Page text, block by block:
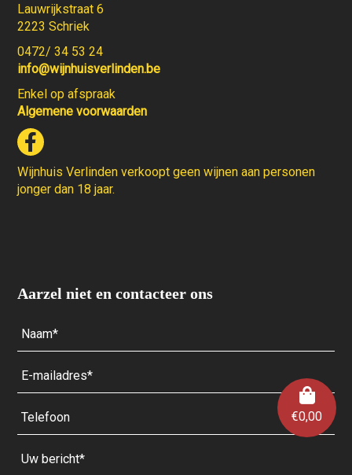
€0,00
Lauwrijkstraat 6
2223 Schriek
0472/ 34 53 24
info@wijnhuisverlinden.be
Enkel op afspraak
Algemene voorwaarden
Wijnhuis Verlinden verkoopt geen wijnen aan personen
jonger dan 18 jaar.
Aarzel niet en contacteer ons